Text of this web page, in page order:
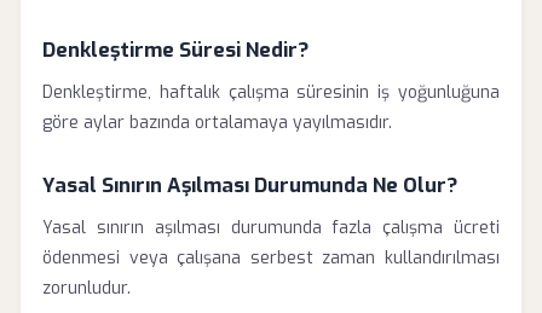
Denkleştirme Süresi Nedir?
Denkleştirme, haftalık çalışma süresinin iş yoğunluğuna
göre aylar bazında ortalamaya yayılmasıdır.
Yasal Sınırın Aşılması Durumunda Ne Olur?
Yasal sınırın aşılması durumunda fazla çalışma ücreti
ödenmesi veya çalışana serbest zaman kullandırılması
zorunludur.